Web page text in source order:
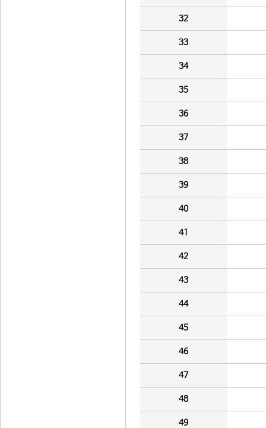
32
33
34
35
36
37
38
39
40
41
42
43
44
45
46
47
48
49